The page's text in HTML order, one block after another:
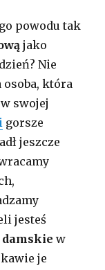
powodu tak
jako
Nie
osoba, która
swojej
i gorsze
jeszcze
jesteś
w
je